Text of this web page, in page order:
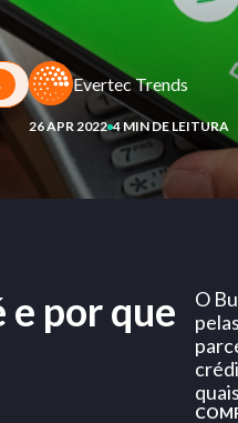
Evertec Trends
26 APR 2022 4 MIN DE LEITURA
e por que
O